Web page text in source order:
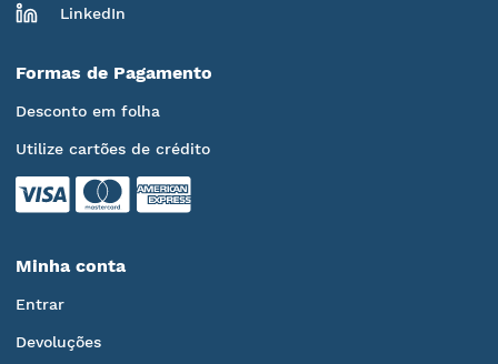
LinkedIn
Formas de Pagamento
Desconto em folha
Utilize cartões de crédito
Minha conta
Entrar
Devoluções